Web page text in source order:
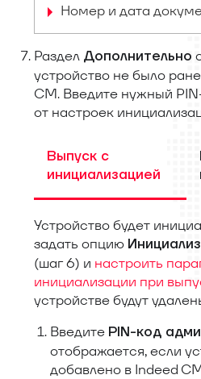
Номер и дата
Раздел Дополнительно
устройство не было
CM. Введите нужный
от настроек
Выпуск с
инициализацией
Устройство будет
задать опцию
(шаг 6) и настроить
инициализации при
устройстве будут
Введите PIN-код
отображается, если
добавлено в Indeed